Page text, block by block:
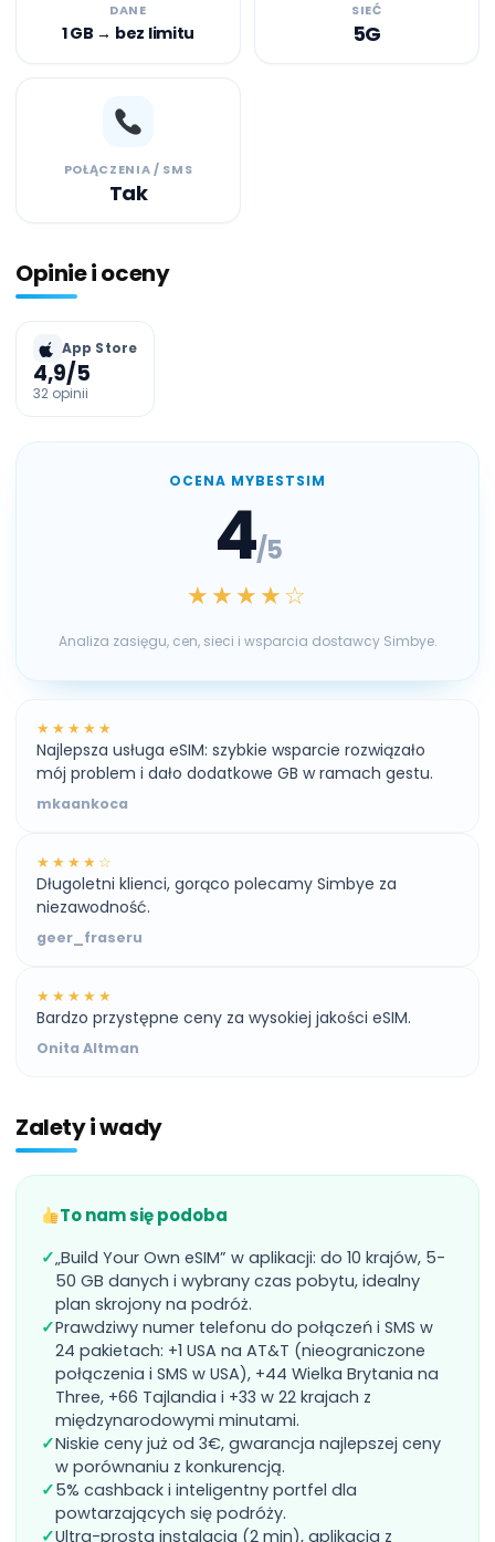
DANE
1 GB → bez limitu
SIEĆ
5G
POŁĄCZENIA / SMS
Tak
Opinie i oceny
App Store
4,9/5
32 opinii
OCENA MYBESTSIM
4/5
★★★★☆
Analiza zasięgu, cen, sieci i wsparcia dostawcy Simbye.
★★★★★
Najlepsza usługa eSIM: szybkie wsparcie rozwiązało
mój problem i dało dodatkowe GB w ramach gestu.
mkaankoca
★★★★☆
Długoletni klienci, gorąco polecamy Simbye za
niezawodność.
geer_fraseru
★★★★★
Bardzo przystępne ceny za wysokiej jakości eSIM.
Onita Altman
Zalety i wady
To nam się podoba
✓„Build Your Own eSIM” w aplikacji: do 10 krajów, 5-
50 GB danych i wybrany czas pobytu, idealny
plan skrojony na podróż.
✓Prawdziwy numer telefonu do połączeń i SMS w
24 pakietach: +1 USA na AT&T (nieograniczone
połączenia i SMS w USA), +44 Wielka Brytania na
Three, +66 Tajlandia i +33 w 22 krajach z
międzynarodowymi minutami.
✓Niskie ceny już od 3€, gwarancja najlepszej ceny
w porównaniu z konkurencją.
✓5% cashback i inteligentny portfel dla
powtarzających się podróży.
✓Ultra-prosta instalacja (2 min), aplikacja z